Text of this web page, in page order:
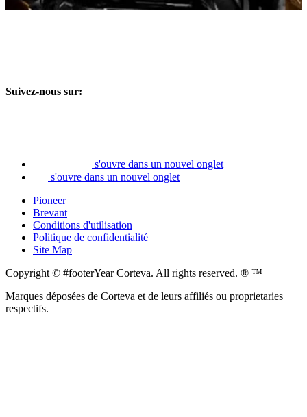
Suivez-nous sur:
s'ouvre dans un nouvel onglet
s'ouvre dans un nouvel onglet
Pioneer
Brevant
Conditions d'utilisation
Politique de confidentialité
Site Map
Copyright © #footerYear Corteva. All rights reserved. ® ™
Marques déposées de Corteva et de leurs affiliés ou proprietaries
respectifs.